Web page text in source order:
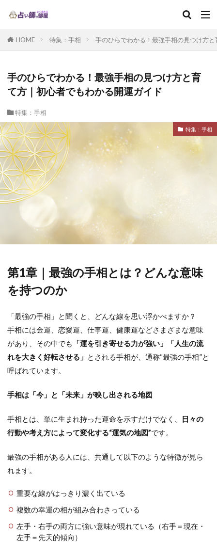
HOME 特集：手相 手のひらでわかる！最強手相の見つけ方
手のひらでわかる！最強手相の見つけ方と育
て方｜初心者でもわかる開運ガイド
特集：手相
特集：手相
第1章｜最強の手相とは？どんな意味
を持つのか
「最強の手相」と聞くと、どんな線を思い浮かべますか？
手相には金運、恋愛運、仕事運、健康運などさまざまな意味
があり、その中でも
「運を引き寄せる力が強い」「人生の流
れを大きく好転させる」 とされる手相が、通称“最強の手相”と
呼ばれています。
手相は「今」と「未来」が映し出される地図
手相とは、単に生まれ持った運命を示すだけでなく、
日々の
行動や考え方によって変化する“運気の地図”です。
最強の手相がある人には、共通して以下のような特徴が見ら
れます。
重要な線がはっきり濃く出ている
複数の幸運の相が組み合わさっている
左手・右手の両方に強い意味が現れている（右手＝現在・
左手＝先天的傾向）